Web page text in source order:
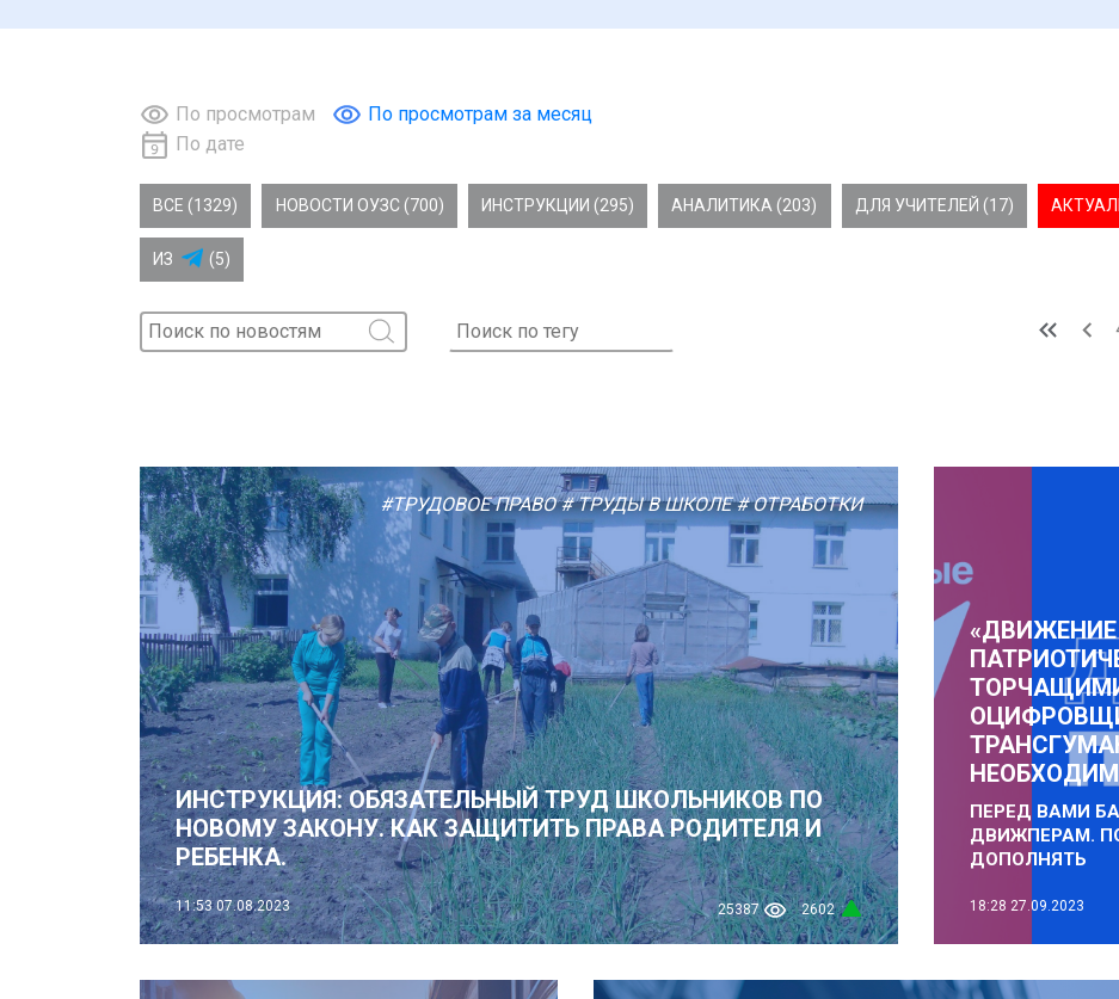
По просмотрам
По просмотрам за месяц
По дате
ВСЕ (1329) НОВОСТИ ОУЗС (700) ИНСТРУКЦИИ (295) АНАЛИТИКА (203) ДЛЯ УЧИТЕЛЕЙ (17)
ИЗ (5)
#ТРУДОВОЕ ПРАВО # ТРУДЫ В ШКОЛЕ # ОТРАБОТКИ
ИНСТРУКЦИЯ: ОБЯЗАТЕЛЬНЫЙ ТРУД ШКОЛЬНИКОВ ПО
НОВОМУ ЗАКОНУ. КАК ЗАЩИТИТЬ ПРАВА РОДИТЕЛЯ И
РЕБЕНКА.
11:53 07.08.2023 25387 2602
ПЕРЕД ВАМИ
ДВИЖПЕРАМ.
ДОПОЛНЯТЬ
18:28 27.09.2023